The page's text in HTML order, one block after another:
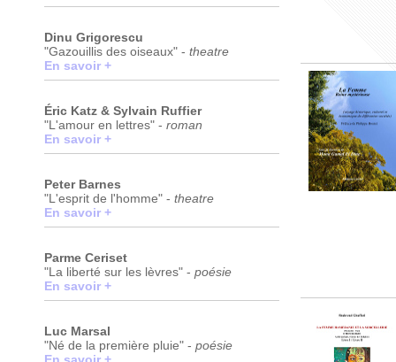
Dinu Grigorescu
"Gazouillis des oiseaux" - theatre
En savoir +
Éric Katz & Sylvain Ruffier
"L'amour en lettres" - roman
En savoir +
Peter Barnes
"L'esprit de l'homme" - theatre
En savoir +
Parme Ceriset
"La liberté sur les lèvres" - poésie
En savoir +
Luc Marsal
"Né de la première pluie" - poésie